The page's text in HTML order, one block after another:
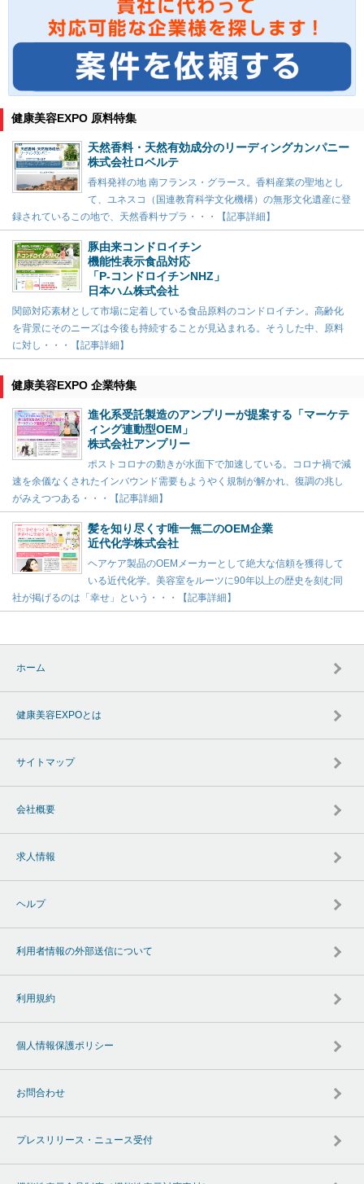
健康美容EXPO 原料特集
天然香料・天然有効成分のリーディングカンパニー
株式会社ロベルテ
香料発祥の地 南フランス・グラース。香料産業の聖地とし
て、ユネスコ（国連教育科学文化機構）の無形文化遺産に登
録されているこの地で、天然香料サプラ・・・【記事詳細】
豚由来コンドロイチン
機能性表示食品対応
「P-コンドロイチンNHZ」
日本ハム株式会社
関節対応素材として市場に定着している食品原料のコンドロイチン。高齢化
を背景にそのニーズは今後も持続することが見込まれる。そうした中、原料
に対し・・・【記事詳細】
健康美容EXPO 企業特集
進化系受託製造のアンプリーが提案する「マーケテ
ィング連動型OEM」
株式会社アンプリー
ポストコロナの動きが水面下で加速している。コロナ禍で減
速を余儀なくされたインバウンド需要もようやく規制が解かれ、復調の兆し
がみえつつある・・・【記事詳細】
髪を知り尽くす唯一無二のOEM企業
近代化学株式会社
ヘアケア製品のOEMメーカーとして絶大な信頼を獲得して
いる近代化学。美容室をルーツに90年以上の歴史を刻む同
社が掲げるのは「幸せ」という・・・【記事詳細】
ホーム
健康美容EXPOとは
サイトマップ
会社概要
求人情報
ヘルプ
利用者情報の外部送信について
利用規約
個人情報保護ポリシー
お問合わせ
プレスリリース・ニュース受付